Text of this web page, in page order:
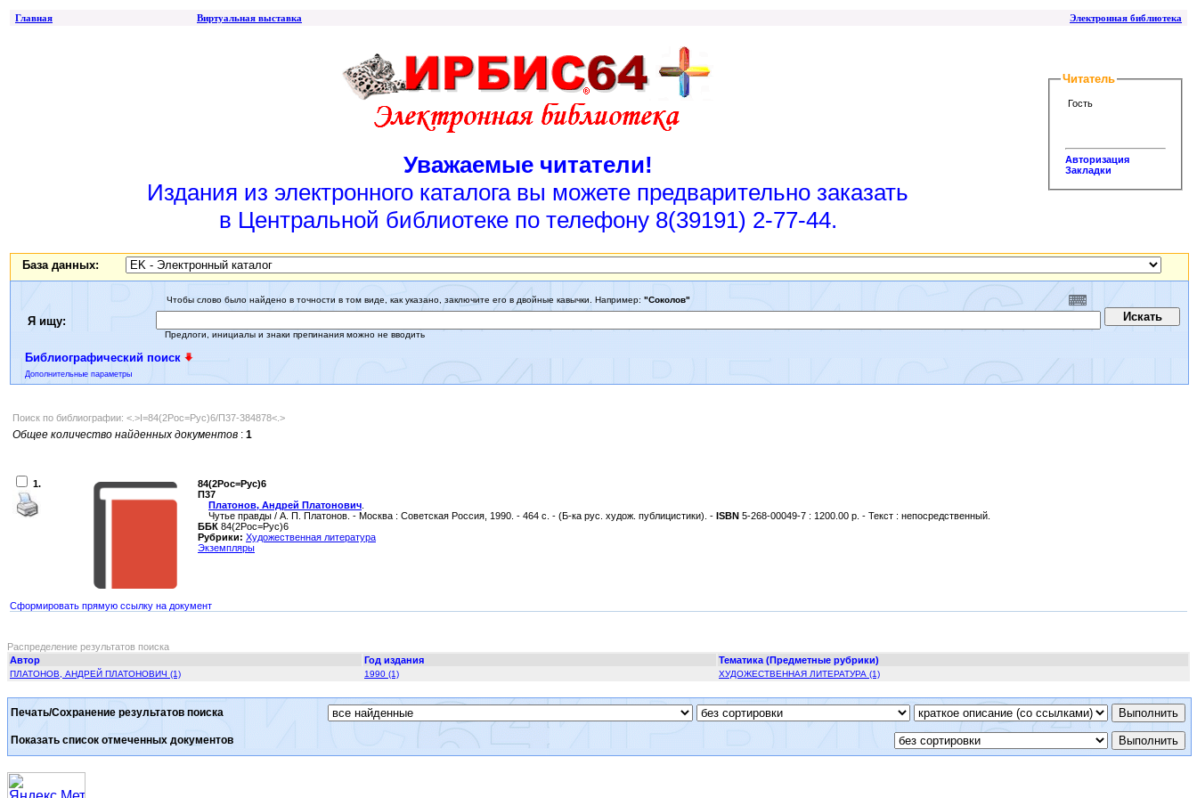
Главная Виртуальная выставка Электронная библиотека
Уважаемые читатели!
Издания из электронного каталога вы можете предварительно заказать
в Центральной библиотеке по телефону 8(39191) 2-77-44.
Читатель
Гость
Авторизация
Закладки
База данных:
Я ищу:
Чтобы слово было найдено в точности в том виде, как указано, заключите его в двойные кавычки. Например: "Соколов"
Предлоги, инициалы и знаки препинания можно не вводить
Библиографический поиск
Дополнительные параметры
Поиск по библиографии: <.>I=84(2Рос=Рус)6/П37-384878<.>
Общее количество найденных документов : 1
1.
84(2Рос=Рус)6
П37
Платонов, Андрей Платонович
Чутье правды / А. П. Платонов. - Москва : Советская Россия, 1990. - 464 с. - (Б-ка рус. худож. публицистики). - ISBN 5-268-00049-7 : 1200.00 р. - Текст : непосредственный.
ББК 84(2Рос=Рус)6
Рубрики: Художественная литература
Экземпляры
Сформировать прямую ссылку на документ
Распределение результатов поиска
Автор
Год издания Тематика (Предметные рубрики)
ПЛАТОНОВ, АНДРЕЙ ПЛАТОНОВИЧ (1) 1990 (1) ХУДОЖЕСТВЕННАЯ ЛИТЕРАТУРА (1)
Печать/Сохранение результатов поиска
Показать список отмеченных документов